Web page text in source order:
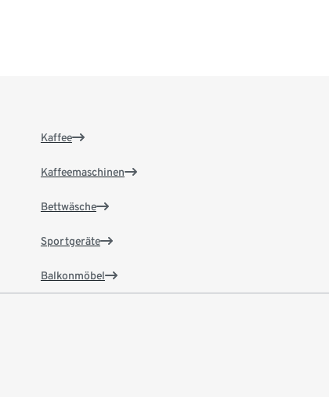
Kaffee
Kaffeemaschinen
Bettwäsche
Sportgeräte
Balkonmöbel